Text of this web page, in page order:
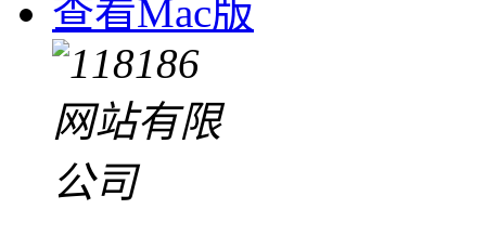
查看Mac版